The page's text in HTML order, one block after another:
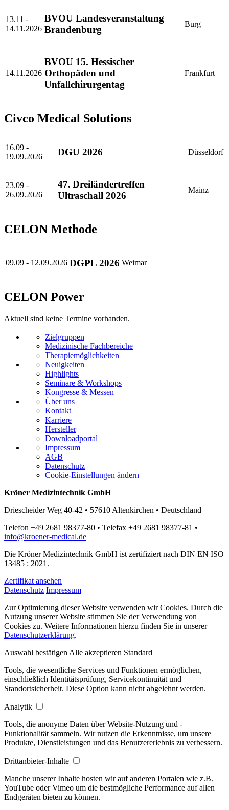
13.11 -
14.11.2026
BVOU Landesveranstaltung
Brandenburg
Burg
14.11.2026
BVOU 15. Hessischer
Orthopäden und
Unfallchirurgentag
Frankfurt
Civco Medical Solutions
16.09 -
19.09.2026
DGU 2026 Düsseldorf
23.09 -
26.09.2026
47. Dreiländertreffen
Ultraschall 2026
Mainz
CELON Methode
09.09 - 12.09.2026 DGPL 2026 Weimar
CELON Power
Aktuell sind keine Termine vorhanden.
Zielgruppen
Medizinische Fachbereiche
Therapiemöglichkeiten
Neuigkeiten
Highlights
Seminare & Workshops
Kongresse & Messen
Über uns
Kontakt
Karriere
Hersteller
Downloadportal
Impressum
AGB
Datenschutz
Cookie-Einstellungen ändern
Kröner Medizintechnik GmbH
Driescheider Weg 40-42 • 57610 Altenkirchen • Deutschland
Telefon +49 2681 98377-80 • Telefax +49 2681 98377-81 •
info@kroener-medical.de
Die Kröner Medizintechnik GmbH ist zertifiziert nach DIN EN ISO
13485 : 2021.
Zertifikat ansehen
Datenschutz Impressum
Zur Optimierung dieser Website verwenden wir Cookies. Durch die
Nutzung unserer Website stimmen Sie der Verwendung von
Cookies zu. Weitere Informationen hierzu finden Sie in unserer
Datenschutzerklärung.
Auswahl bestätigen Alle akzeptieren Standard
Tools, die wesentliche Services und Funktionen ermöglichen,
einschließlich Identitätsprüfung, Servicekontinuität und
Standortsicherheit. Diese Option kann nicht abgelehnt werden.
Analytik
Tools, die anonyme Daten über Website-Nutzung und -
Funktionalität sammeln. Wir nutzen die Erkenntnisse, um unsere
Produkte, Dienstleistungen und das Benutzererlebnis zu verbessern.
Drittanbieter-Inhalte
Manche unserer Inhalte hosten wir auf anderen Portalen wie z.B.
YouTube oder Vimeo um die bestmögliche Performance auf allen
Endgeräten bieten zu können.